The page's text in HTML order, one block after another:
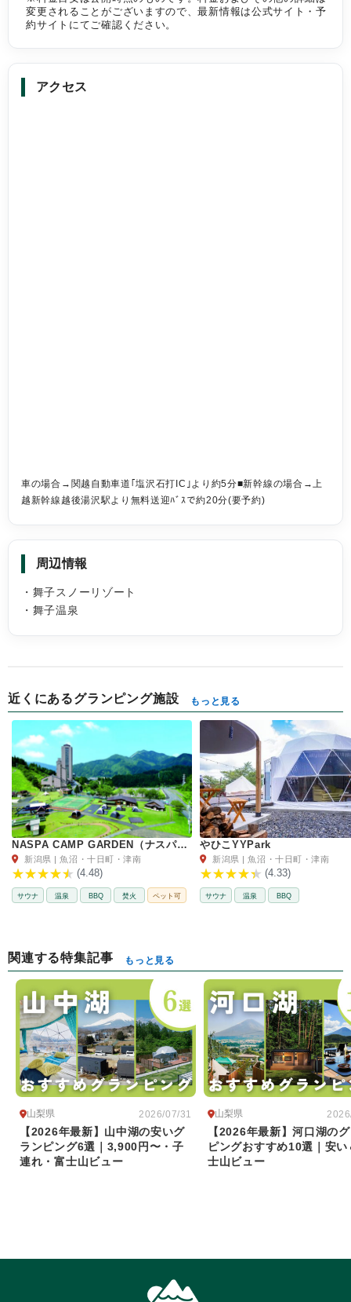
変更されることがございますので、最新情報は公式サイト・予
約サイトにてご確認ください。
アクセス
車の場合→関越自動車道｢塩沢石打IC｣より約5分■新幹線の場合→上
越新幹線越後湯沢駅より無料送迎ﾊﾞｽで約20分(要予約)
周辺情報
・舞子スノーリゾート
・舞子温泉
近くにあるグランピング施設 もっと見る
NASPA CAMP GARDEN（ナスパキャンプガーデン）
新潟県 | 魚沼・十日町・津南
(4.48)
サウナ 温泉 BBQ 焚火 ペット可
やひこYYPark
新潟県 | 魚沼・十日町・津南
(4.33)
サウナ 温泉 BBQ
関連する特集記事 もっと見る
2026/07/31
山梨県
【2026年最新】山中湖の安いグ
ランピング6選｜3,900円〜・子
連れ・富士山ビュー
山梨県
【2026年最新】河口湖の
ピングおすすめ10選｜安い
士山ビュー